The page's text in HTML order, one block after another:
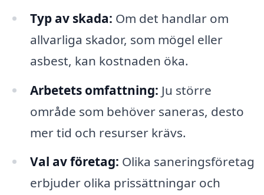
Typ av skada: Om det handlar om
allvarliga skador, som mögel eller
asbest, kan kostnaden öka.
Arbetets omfattning: Ju större
område som behöver saneras, desto
mer tid och resurser krävs.
Val av företag: Olika saneringsföretag
erbjuder olika prissättningar och